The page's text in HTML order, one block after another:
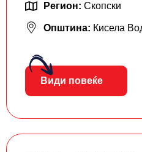
Регион: Скопски
Општина: Кисела
Види повеќе